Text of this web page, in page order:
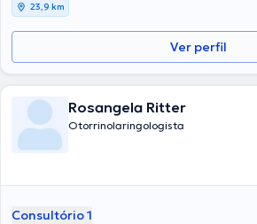
23,9 km
Ver perfil
Rosangela Ritter
Otorrinolaringologista
Consultório 1